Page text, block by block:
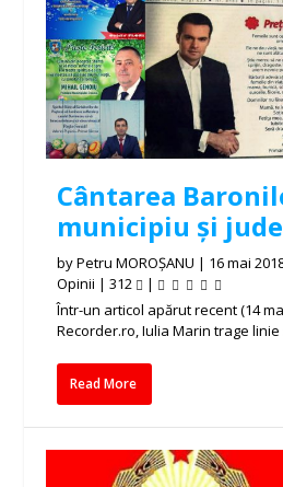
Cântarea
municipiu și
byPetru MOROȘANU | 16 mai
Opinii |312
|
Într-un articol apărut recent (14
Recorder.ro, Iulia Marin trage linie
Read More